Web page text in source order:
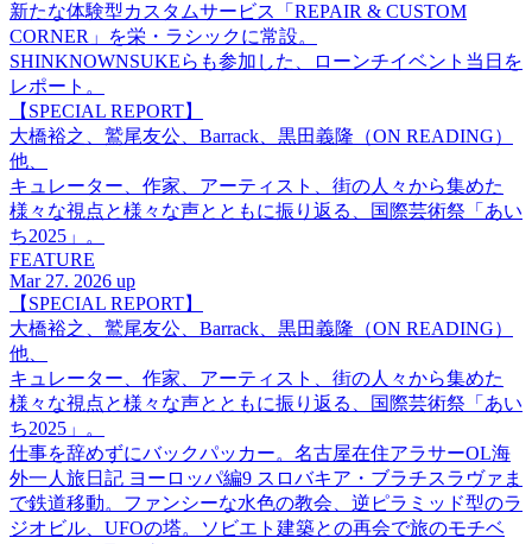
新たな体験型カスタムサービス「REPAIR & CUSTOM
CORNER」を栄・ラシックに常設。
SHINKNOWNSUKEらも参加した、ローンチイベント当日を
レポート。
【SPECIAL REPORT】
大橋裕之、鷲尾友公、Barrack、黒田義隆（ON READING）
他、
キュレーター、作家、アーティスト、街の人々から集めた
様々な視点と様々な声とともに振り返る、国際芸術祭「あい
ち2025」。
FEATURE
Mar 27. 2026 up
【SPECIAL REPORT】
大橋裕之、鷲尾友公、Barrack、黒田義隆（ON READING）
他、
キュレーター、作家、アーティスト、街の人々から集めた
様々な視点と様々な声とともに振り返る、国際芸術祭「あい
ち2025」。
仕事を辞めずにバックパッカー。名古屋在住アラサーOL海
外一人旅日記 ヨーロッパ編9 スロバキア・ブラチスラヴァま
で鉄道移動。ファンシーな水色の教会、逆ピラミッド型のラ
ジオビル、UFOの塔。ソビエト建築との再会で旅のモチベ